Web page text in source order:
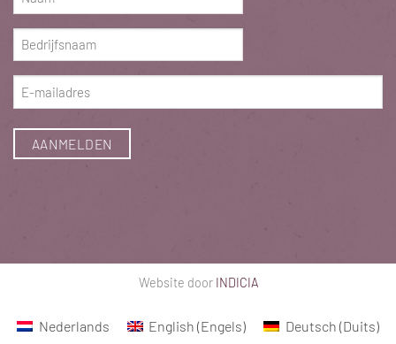
(Vereist)
Bedrijfsnaam
(Vereist)
E-
mailadres
(Vereist)
Website door INDICIA
Nederlands English (Engels) Deutsch (Duits)